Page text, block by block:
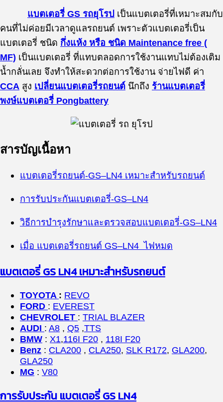
แบตเตอรี่ GS รถยุโรป เป็นแบตเตอรี่ที่เหมาะสมกับ
คนที่ไม่ค่อยมีเวลาดูแลรถยนต์ เพราะตัวแบตเตอรี่เป็น
แบตเตอรี่ ชนิด กึ่งแห้ง หรือ ชนิด Maintenance free (
MF) เป็นแบตเตอรี่ ที่แทบตลอดการใช้งานแทบไม่ต้องเติม
น้ำกลั่นเลย จึงทำให้สะดวกต่อการใช้งาน จ่ายไฟดี ค่า
CCA สูง เปลี่ยนแบตเตอรี่รถยนต์ นึกถึง ร้านแบตเตอรี่
พงษ์แบตเตอรี่ Pongbattery
สารบัญเนื้อหา
แบตเตอรี่รถยนต์-GS–LN4 เหมาะสำหรับรถยนต์
การรับประกันแบตเตอรี่-GS–LN4
วิธีการบำรุงรักษาและตรวจสอบแบตเตอรี่-GS–LN4
เมื่อ แบตเตอรี่รถยนต์ GS–LN4 ไฟหมด
แบตเตอรี่GS LN4เหมาะสำหรับรถยนต์
TOYOTA : REVO
FORD : EVEREST
CHEVROLET : TRIAL BLAZER
AUDI : A8 , Q5 ,TTS
BMW : X1,116I F20 , 118I F20
Benz : CLA200 , CLA250, SLK R172, GLA200,
GLA250
MG : V80
การรับประกัน แบตเตอรี่GS LN4